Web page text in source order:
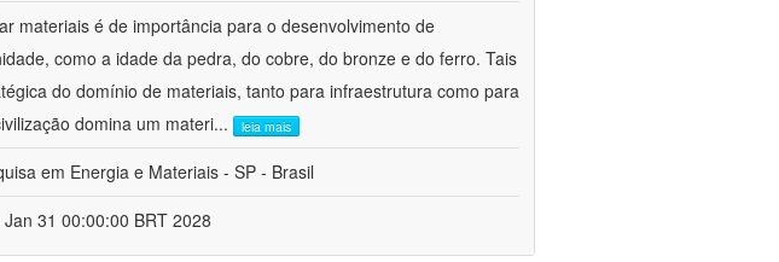
materiais é de importância para o desenvolvimento de
como a idade da pedra, do cobre, do bronze e do ferro. Tais
do domínio de materiais, tanto para infraestrutura como para
domina um materi... leia mais
em Energia e Materiais - SP - Brasil
31 00:00:00 BRT 2028